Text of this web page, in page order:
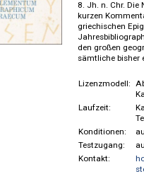
Kontakt:
Das
8. Jh. n.
kurzen